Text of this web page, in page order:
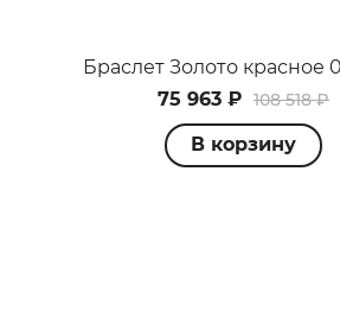
75 963 ₽ 108 518 ₽
В корзину